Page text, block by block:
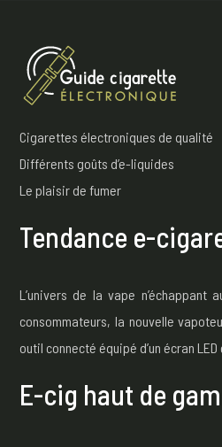
Cigarettes électroniques de qualité
Différents goûts d’e-liquides
Le plaisir de fumer
Tendance e-
L’univers de la vape n’échappant
consommateurs, la nouvelle
outil connecté équipé d’un écran
E-cig haut de